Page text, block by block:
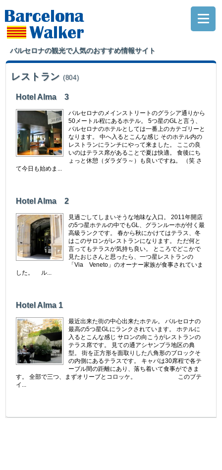
バルセロナの観光で人気のおすすめ情報サイト
レストラン (804)
Hotel Alma 3
バルセロナのメインストリートのグラシア通りから
50メートル程にあるホテル。 5つ星のGLと言う、
バルセロナのホテルとしては一番上のカテゴリーと
なります。 中へ入るとこんな感じ そのホテル内の
レストランにランチにやって来ました。 ここの良
いのはテラス席があることで夏は快適。 食後にち
ょっと休憩（ダラダラ～）も良いですね。 （笑 さ
て今日も始めま...
Hotel Alma 2
見過ごしてしまいそうな地味な入口。 2011年開店
の5つ星ホテルの中でもGL、グランルーホが付く最
高級ランクです。 春から秋にかけてはテラス、冬
はこのサロンがレストランになります。 ただ何と
言ってもテラスが気持ち良い。 ところでどこかで
見たおじさんと思ったら、一つ星レストランの
「Via Veneto」のオーナー家族が食事されていま
した。 ル...
Hotel Alma 1
最近出来た街の中心出来たホテル。 バルセロナの
最高の5つ星GLにランクされています。 ホテルに
入るとこんな感じ サロンの向こうがレストランの
テラス席です。 見ての通アシヤンプラ地区の典
型。 街を正方形を面取りした八角形のブロックそ
の内側にあるテラスです。 キャパは30席程で各テ
ーブル間の距離にあり、落ち着いて食事ができま
す。 全部で三つ、まずオリーブとコロッケ。 このブテ
イ...